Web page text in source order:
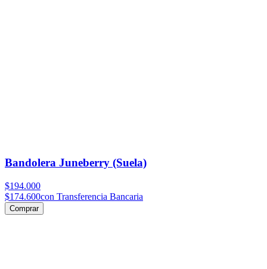
Bandolera Juneberry (Suela)
$194.000
$174.600con Transferencia Bancaria
Comprar